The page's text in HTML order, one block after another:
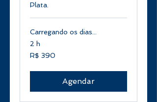
Plata.
Carregando os dias...
2 h
390
Reais
R$ 390
Agendar